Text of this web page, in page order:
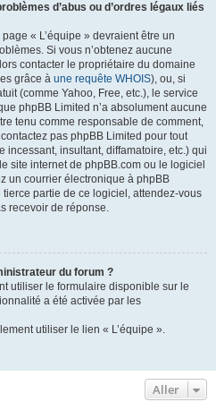
d’abus ou d’ordres légaux liés
« L’équipe » devraient être un
Si vous n’obtenez aucune
contacter le propriétaire du domaine
grâce à une requête WHOIS), ou, si
(comme Yahoo, Free, etc.), le service
phpBB Limited n’a absolument aucune
tenu comme responsable de comment,
pas phpBB Limited pour tout
incessant, insultant, diffamatoire, etc.) qui
site internet de phpBB.com ou le logiciel
un courrier électronique à phpBB
partie de ce logiciel, attendez-vous
recevoir de réponse.
du forum ?
utiliser le formulaire disponible sur le
a été activée par les
utiliser le lien « L’équipe ».
Aller